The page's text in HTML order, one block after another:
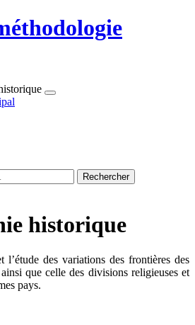
historique
l’étude des variations des frontières des
que celle des divisions religieuses et
pays.